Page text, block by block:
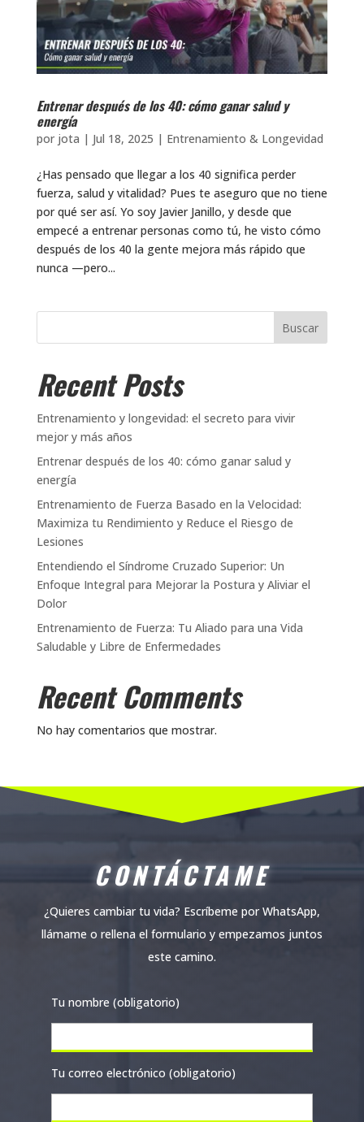
Entrenar después de los 40: cómo ganar salud y
energía
por jota | Jul 18, 2025 | Entrenamiento & Longevidad
¿Has pensado que llegar a los 40 significa perder
fuerza, salud y vitalidad? Pues te aseguro que no tiene
por qué ser así. Yo soy Javier Janillo, y desde que
empecé a entrenar personas como tú, he visto cómo
después de los 40 la gente mejora más rápido que
nunca —pero...
Buscar
Recent Posts
Entrenamiento y longevidad: el secreto para vivir
mejor y más años
Entrenar después de los 40: cómo ganar salud y
energía
Entrenamiento de Fuerza Basado en la Velocidad:
Maximiza tu Rendimiento y Reduce el Riesgo de
Lesiones
Entendiendo el Síndrome Cruzado Superior: Un
Enfoque Integral para Mejorar la Postura y Aliviar el
Dolor
Entrenamiento de Fuerza: Tu Aliado para una Vida
Saludable y Libre de Enfermedades
Recent Comments
No hay comentarios que mostrar.
CONTÁCTAME
¿Quieres cambiar tu vida? Escríbeme por WhatsApp,
llámame o rellena el formulario y empezamos juntos
este camino.
Tu nombre (obligatorio)
Tu correo electrónico (obligatorio)